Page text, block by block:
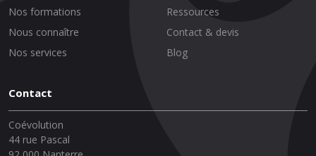
Nos formations
Nous connaître
Nos services
Ressources
Contact & devis
Blog
Contact
Coévolution
44 rue Pascal